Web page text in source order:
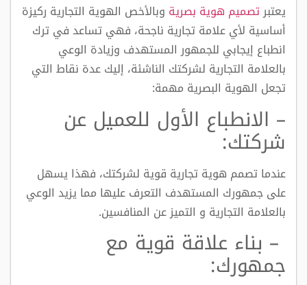
يعتبرتصميم هوية بصرية وبالأخص الهوية التجارية ركيزة
أساسية لأي علامة تجارية ناجحة، فهي تساعد في ترك
انطباع إيجابي للجمهور المستهدف وزيادة الوعي
بالعلامة التجارية لشركتك الناشئة، إليك عدة نقاط التي
تجعل الهوية البصرية مهمة:
– الانطباع الأول للعميل عن
شركتك:
عندما تصمم هوية تجارية قوية لشركتك، فهذا يسهل
على جمهورك المستهدف التعرف عليها مما يزيد الوعي
بالعلامة التجارية و التميز عن المنافسين.
– بناء علاقة قوية مع
جمهورك: